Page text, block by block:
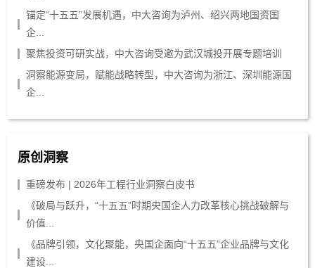
锚定“十五五”发展机遇，中大咨询为泸州、绍兴两地国资国
企...
聚焦投资可研实战，中大咨询受邀为武汉城投开展专题培训
洞察能源变局，赋能战略转型，中大咨询为浙江、深圳能源国
企...
原创洞察
重磅发布 | 2026年工程行业洞察白皮书
《破局与跃升，“十五五”时期央国企人力改革核心挑战破解与
价值...
《品牌引领，文化聚能，央国企面向“十五五”企业品牌与文化
建设...